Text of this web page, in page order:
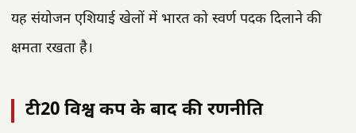
यह संयोजन एशियाई खेलों में भारत को स्वर्ण पदक दिलाने की
क्षमता रखता है।
टी20 विश्व कप के बाद की रणनीति